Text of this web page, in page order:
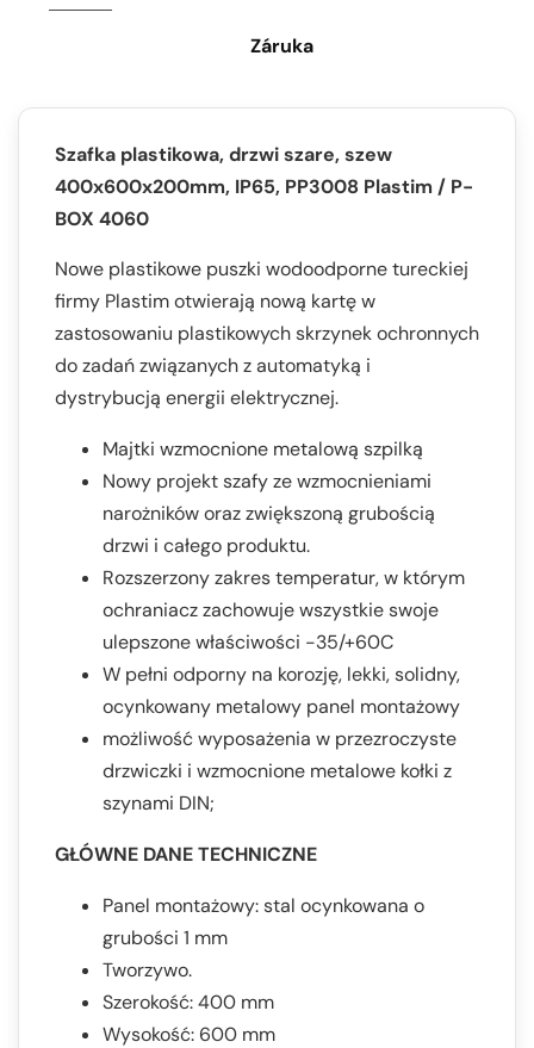
Záruka
Szafka plastikowa, drzwi szare, szew
400x600x200mm, IP65, PP3008 Plastim / P-
BOX 4060
Nowe plastikowe puszki wodoodporne tureckiej
firmy Plastim otwierają nową kartę w
zastosowaniu plastikowych skrzynek ochronnych
do zadań związanych z automatyką i
dystrybucją energii elektrycznej.
Majtki wzmocnione metalową szpilką
Nowy projekt szafy ze wzmocnieniami
narożników oraz zwiększoną grubością
drzwi i całego produktu.
Rozszerzony zakres temperatur, w którym
ochraniacz zachowuje wszystkie swoje
ulepszone właściwości -35/+60C
W pełni odporny na korozję, lekki, solidny,
ocynkowany metalowy panel montażowy
możliwość wyposażenia w przezroczyste
drzwiczki i wzmocnione metalowe kołki z
szynami DIN;
GŁÓWNE DANE TECHNICZNE
Panel montażowy: stal ocynkowana o
grubości 1 mm
Tworzywo.
Szerokość: 400 mm
Wysokość: 600 mm